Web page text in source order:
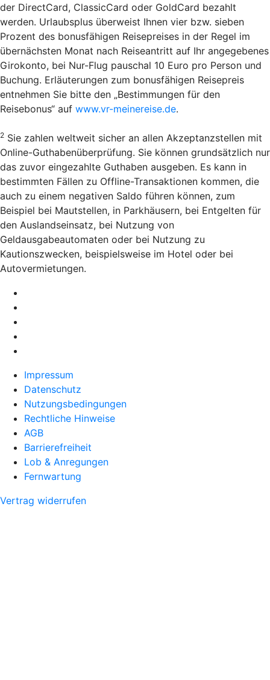
der DirectCard, ClassicCard oder GoldCard bezahlt
werden. Urlaubsplus überweist Ihnen vier bzw. sieben
Prozent des bonusfähigen Reisepreises in der Regel im
übernächsten Monat nach Reiseantritt auf Ihr angegebenes
Girokonto, bei Nur-Flug pauschal 10 Euro pro Person und
Buchung. Erläuterungen zum bonusfähigen Reisepreis
entnehmen Sie bitte den „Bestimmungen für den
Reisebonus“ auf www.vr-meinereise.de.
2 Sie zahlen weltweit sicher an allen Akzeptanzstellen mit
Online-Guthabenüberprüfung. Sie können grundsätzlich nur
das zuvor eingezahlte Guthaben ausgeben. Es kann in
bestimmten Fällen zu Offline-Transaktionen kommen, die
auch zu einem negativen Saldo führen können, zum
Beispiel bei Mautstellen, in Parkhäusern, bei Entgelten für
den Auslandseinsatz, bei Nutzung von
Geldausgabeautomaten oder bei Nutzung zu
Kautionszwecken, beispielsweise im Hotel oder bei
Autovermietungen.
Impressum
Datenschutz
Nutzungsbedingungen
Rechtliche Hinweise
AGB
Barrierefreiheit
Lob & Anregungen
Fernwartung
Vertrag widerrufen